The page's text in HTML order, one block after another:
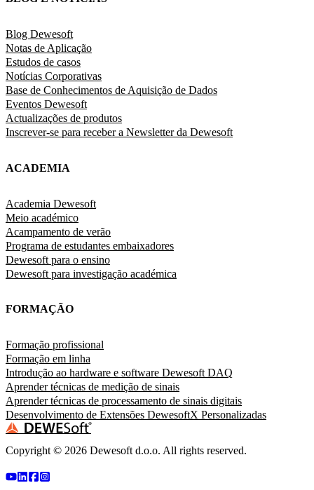
Blog Dewesoft
Notas de Aplicação
Estudos de casos
Notícias Corporativas
Base de Conhecimentos de Aquisição de Dados
Eventos Dewesoft
Actualizações de produtos
Inscrever-se para receber a Newsletter da Dewesoft
ACADEMIA
Academia Dewesoft
Meio académico
Acampamento de verão
Programa de estudantes embaixadores
Dewesoft para o ensino
Dewesoft para investigação académica
FORMAÇÃO
Formação profissional
Formação em linha
Introdução ao hardware e software Dewesoft DAQ
Aprender técnicas de medição de sinais
Aprender técnicas de processamento de sinais digitais
Desenvolvimento de Extensões DewesoftX Personalizadas
Copyright © 2026 Dewesoft d.o.o. All rights reserved.